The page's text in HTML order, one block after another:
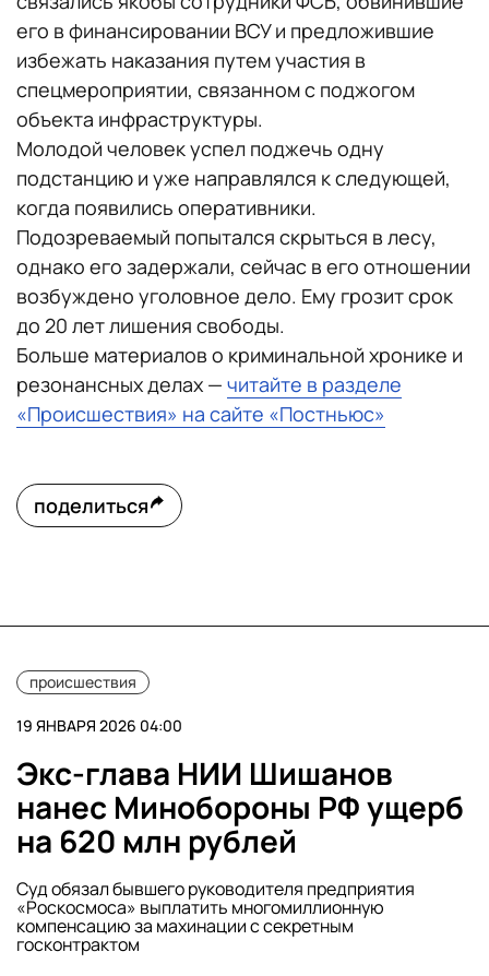
его в финансировании ВСУ и предложившие
избежать наказания путем участия в
спецмероприятии, связанном с поджогом
объекта инфраструктуры.
Молодой человек успел поджечь одну
подстанцию и уже направлялся к следующей,
когда появились оперативники.
Подозреваемый попытался скрыться в лесу,
однако его задержали, сейчас в его отношении
возбуждено уголовное дело. Ему грозит срок
до 20 лет лишения свободы.
Больше материалов о криминальной хронике и
резонансных делах — читайте в разделе
«Происшествия» на сайте «Постньюс»
поделиться
происшествия
19 ЯНВАРЯ 2026 04:00
Экс-глава НИИ Шишанов
нанес Минобороны РФ ущерб
на 620 млн рублей
Суд обязал бывшего руководителя предприятия
«Роскосмоса» выплатить многомиллионную
компенсацию за махинации с секретным
госконтрактом